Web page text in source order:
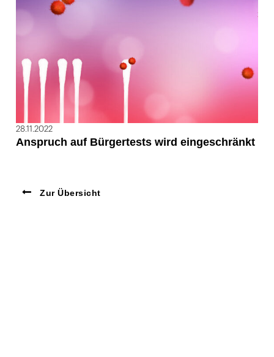
28.11.2022
Anspruch auf Bürgertests wird eingeschränkt
Zur Übersicht